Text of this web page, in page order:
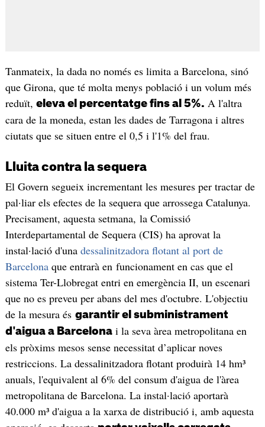
Tanmateix, la dada no només es limita a Barcelona, sinó
que Girona, que té molta menys població i un volum més
reduït, eleva el percentatge fins al 5%. A l'altra
cara de la moneda, estan les dades de Tarragona i altres
ciutats que se situen entre el 0,5 i l'1% del frau.
Lluita contra la sequera
El Govern segueix incrementant les mesures per tractar de
pal·liar els efectes de la sequera que arrossega Catalunya.
Precisament, aquesta setmana, la Comissió
Interdepartamental de Sequera (CIS) ha aprovat la
instal·lació d'una dessalinitzadora flotant al port de
Barcelonaque entrarà en funcionament en cas que el
sistema Ter-Llobregat entri en emergència II, un escenari
que no es preveu per abans del mes d'octubre. L'objectiu
de la mesura és garantir el subministrament
d'aigua a Barcelonai la seva àrea metropolitana en
els pròxims mesos sense necessitat d’aplicar noves
restriccions. La dessalinitzadora flotant produirà 14 hm³
anuals, l'equivalent al 6% del consum d'aigua de l'àrea
metropolitana de Barcelona. La instal·lació aportarà
40.000 m³ d'aigua a la xarxa de distribució i, amb aquesta